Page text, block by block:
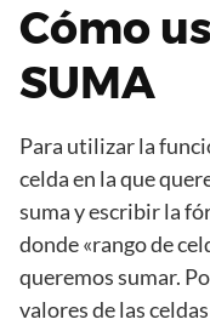
Cómo
SUMA
Para utilizar la
celda en la que
suma y escribir la
donde «rango de
queremos sumar.
valores de las